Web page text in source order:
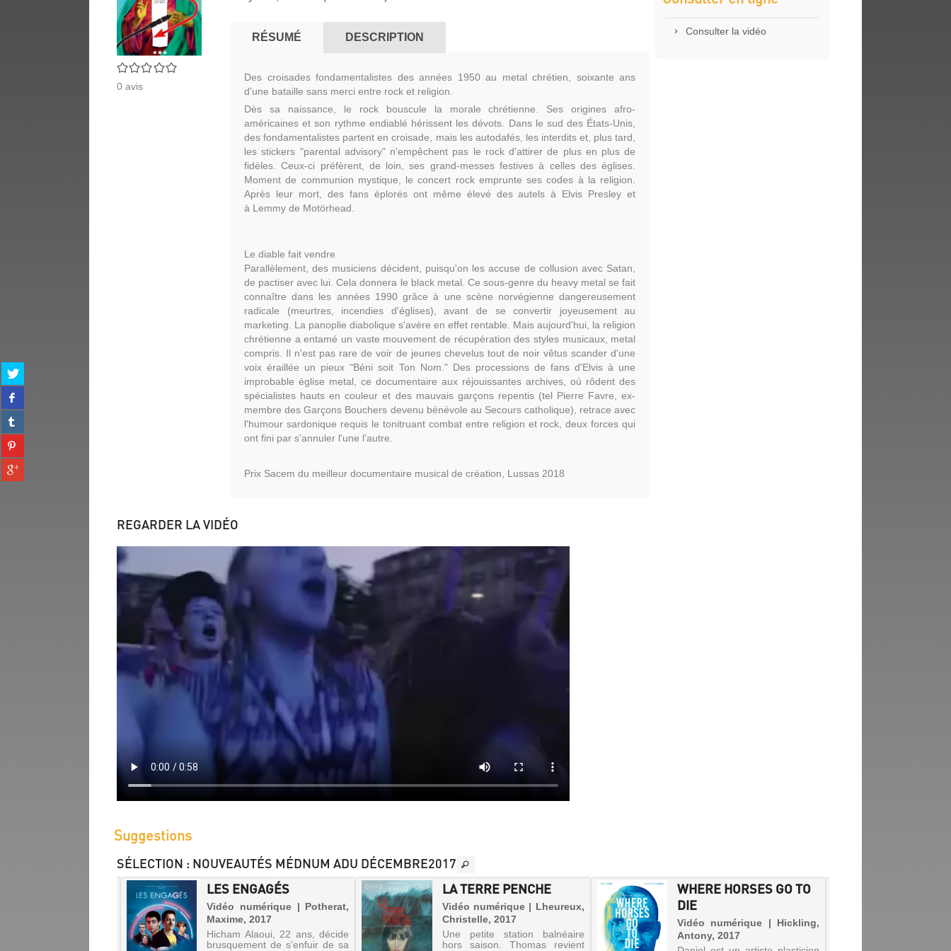
Partager
sur
twitter
(Nouvelle
fenêtre)
Partager
sur
facebook
(Nouvelle
fenêtre)
Partager
sur
tumblr
(Nouvelle
fenêtre)
Partager
sur
pinterest
(Nouvelle
Partager
sur
0/5
0 avis
RÉSUMÉ DESCRIPTION
Des croisades fondamentalistes des années 1950 au metal chrétien, soixante ans
d'une bataille sans merci entre rock et religion.
Dès sa naissance, le rock bouscule la morale chrétienne. Ses origines afro-
américaines et son rythme endiablé hérissent les dévots. Dans le sud des États-Unis,
des fondamentalistes partent en croisade, mais les autodafés, les interdits et, plus tard,
les stickers "parental advisory" n'empêchent pas le rock d'attirer de plus en plus de
fidèles. Ceux-ci préfèrent, de loin, ses grand-messes festives à celles des églises.
Moment de communion mystique, le concert rock emprunte ses codes à la religion.
Après leur mort, des fans éplorés ont même élevé des autels à Elvis Presley et
à Lemmy de Motörhead.
Le diable fait vendre
Parallèlement, des musiciens décident, puisqu'on les accuse de collusion avec Satan,
de pactiser avec lui. Cela donnera le black metal. Ce sous-genre du heavy metal se fait
connaître dans les années 1990 grâce à une scène norvégienne dangereusement
radicale (meurtres, incendies d'églises), avant de se convertir joyeusement au
marketing. La panoplie diabolique s'avère en effet rentable. Mais aujourd'hui, la religion
chrétienne a entamé un vaste mouvement de récupération des styles musicaux, metal
compris. Il n'est pas rare de voir de jeunes chevelus tout de noir vêtus scander d'une
voix éraillée un pieux "Béni soit Ton Nom. " Des processions de fans d'Elvis à une
improbable église metal, ce documentaire aux réjouissantes archives, où rôdent des
spécialistes hauts en couleur et des mauvais garçons repentis (tel Pierre Favre, ex-
membre des Garçons Bouchers devenu bénévole au Secours catholique), retrace avec
l'humour sardonique requis le tonitruant combat entre religion et rock, deux forces qui
ont fini par s'annuler l'une l'autre.
Prix Sacem du meilleur documentaire musical de création, Lussas 2018
REGARDER LA VIDÉO
Consulter la vidéo
Suggestions
SÉLECTION : NOUVEAUTÉS MÉDNUM ADU DÉCEMBRE2017
LA TERRE PENCHE
Vidéo numérique | Lheureux,
Christelle, 2017
Une petite station balnéaire
hors saison. Thomas revient
WHERE HORSES GO TO
DIE
Vidéo numérique | Hickling,
Antony, 2017
LES ENGAGÉS
Vidéo numérique | Potherat,
Maxime, 2017
Hicham Alaoui, 22 ans, décide
brusquement de s’enfuir de sa